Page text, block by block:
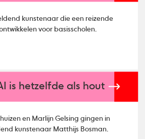
kunstenaar die een reizende
voor basisscholen.
is hetzelfde als hout
en Marlijn Gelsing gingen in
kunstenaar Matthijs Bosman.